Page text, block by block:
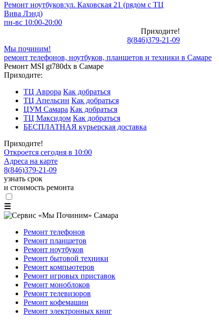
Ремонт ноутбуков:ул. Каховская 21 (рядом с ТЦ
Вива Лэнд)
пн-вс 10:00-20:00
Приходите!
8(846)379-21-09
Мы починим!
ремонт телефонов, ноутбуков, планшетов и техники в Самаре
Ремонт MSI gt780dx в Самаре
Приходите:
ТЦ Аврора Как добраться
ТЦ Апельсин Как добраться
ЦУМ Самара Как добраться
ТЦ Максидом Как добраться
БЕСПЛАТНАЯ курьерская доставка
Приходите!
Откроется сегодня в 10:00
Адреса на карте
8(846)379-21-09
узнать срок
и стоимость ремонта
☰
Ремонт телефонов
Ремонт планшетов
Ремонт ноутбуков
Ремонт бытовой техники
Ремонт компьютеров
Ремонт игровых приставок
Ремонт моноблоков
Ремонт телевизоров
Ремонт кофемашин
Ремонт электронных книг